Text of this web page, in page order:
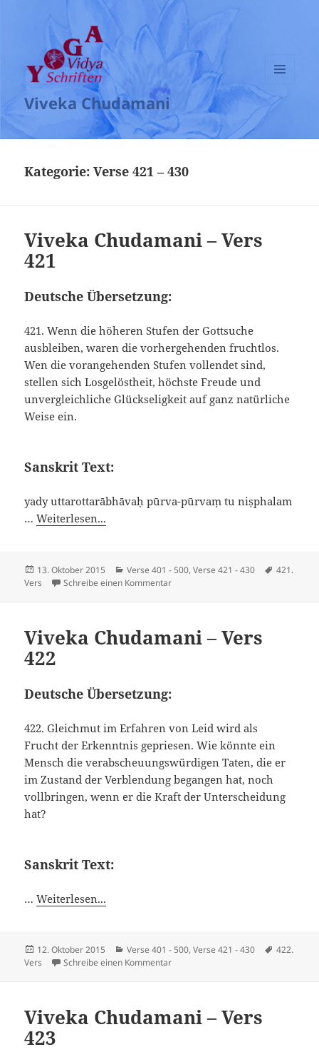
Viveka Chudamani
UND
WIDGETS
Kategorie:Verse 421 – 430
Viveka Chudamani – Vers
421
Deutsche Übersetzung:
421. Wenn die höheren Stufen der Gottsuche
ausbleiben, waren die vorhergehenden fruchtlos.
Wen die vorangehenden Stufen vollendet sind,
stellen sich Losgelöstheit, höchste Freude und
unvergleichliche Glückseligkeit auf ganz natürliche
Weise ein.
Sanskrit Text:
yady uttarottarābhāvaḥ pūrva-pūrvaṃ tu niṣphalam
…Weiterlesen...
Veröffentlicht
am
13. Oktober 2015 Kategorien
Verse 401 - 500,Verse 421 - 430
421.
Vers
Schreibe einen Kommentarzu Viveka Chudamani – Vers 421
Viveka Chudamani – Vers
422
Deutsche Übersetzung:
422. Gleichmut im Erfahren von Leid wird als
Frucht der Erkenntnis gepriesen. Wie könnte ein
Mensch die verabscheuungswürdigen Taten, die er
im Zustand der Verblendung begangen hat, noch
vollbringen, wenn er die Kraft der Unterscheidung
hat?
Sanskrit Text:
…Weiterlesen...
Veröffentlicht
am
12. Oktober 2015 Kategorien
Verse 401 - 500,Verse 421 - 430
422.
Vers
Schreibe einen Kommentarzu Viveka Chudamani – Vers 422
Viveka Chudamani – Vers
423